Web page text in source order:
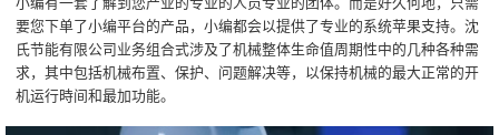
要您下单了小编平台的产品，小编都会以提供了专业的系统苹果支持。沈
氏节能有限公司业务组合式涉及了机械整体生命值周期性中的几种各种需
求，其中包括机械布置、保护、问题解决等，以保持机械的最大正常的开
机运行時间和最加功能。